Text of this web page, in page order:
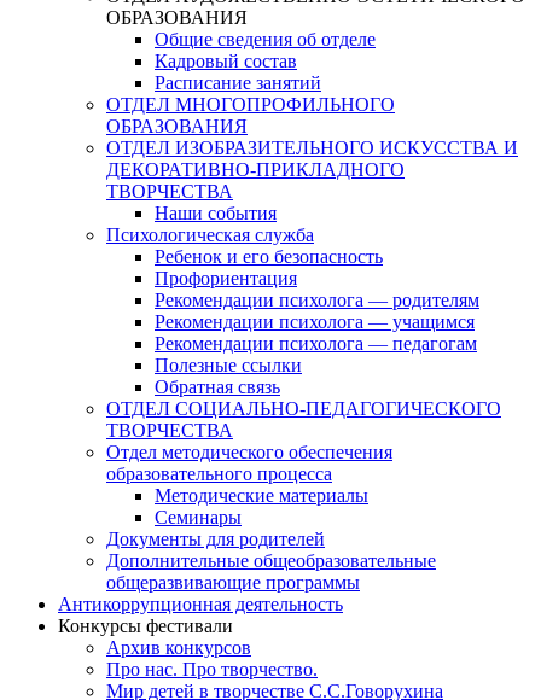
ОБРАЗОВАНИЯ
Общие сведения об отделе
Кадровый состав
Расписание занятий
ОТДЕЛ МНОГОПРОФИЛЬНОГО
ОБРАЗОВАНИЯ
ОТДЕЛ ИЗОБРАЗИТЕЛЬНОГО ИСКУССТВА И
ДЕКОРАТИВНО-ПРИКЛАДНОГО
ТВОРЧЕСТВА
Наши события
Психологическая служба
Ребенок и его безопасность
Профориентация
Рекомендации психолога — родителям
Рекомендации психолога — учащимся
Рекомендации психолога — педагогам
Полезные ссылки
Обратная связь
ОТДЕЛ СОЦИАЛЬНО-ПЕДАГОГИЧЕСКОГО
ТВОРЧЕСТВА
Отдел методического обеспечения
образовательного процесса
Методические материалы
Семинары
Документы для родителей
Дополнительные общеобразовательные
общеразвивающие программы
Антикоррупционная деятельность
Конкурсы фестивали
Архив конкурсов
Про нас. Про творчество.
Мир детей в творчестве С.С.Говорухина